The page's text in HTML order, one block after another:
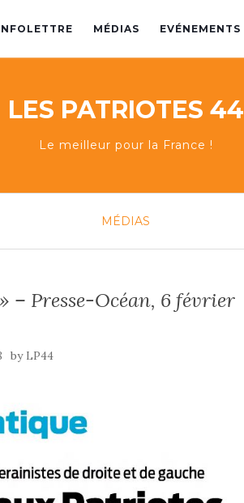
MÉDIAS EVÉNEMENTS
LES PATRIOTES 44
Le meilleur pour la France !
MÉDIAS
– Presse-Océan, 6 février
by LP44